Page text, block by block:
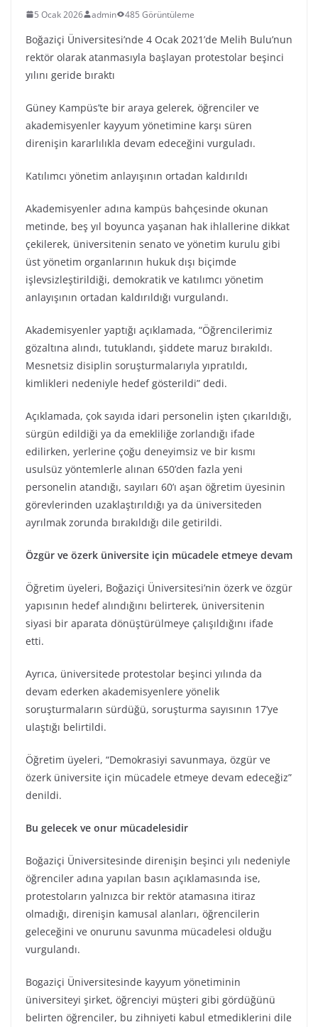
5 Ocak 2026 admin 485 Görüntüleme
Boğaziçi Üniversitesi’nde 4 Ocak 2021’de Melih Bulu’nun
rektör olarak atanmasıyla başlayan protestolar beşinci
yılını geride bıraktı
Güney Kampüs’te bir araya gelerek, öğrenciler ve
akademisyenler kayyum yönetimine karşı süren
direnişin kararlılıkla devam edeceğini vurguladı.
Katılımcı yönetim anlayışının ortadan kaldırıldı
Akademisyenler adına kampüs bahçesinde okunan
metinde, beş yıl boyunca yaşanan hak ihlallerine dikkat
çekilerek, üniversitenin senato ve yönetim kurulu gibi
üst yönetim organlarının hukuk dışı biçimde
işlevsizleştirildiği, demokratik ve katılımcı yönetim
anlayışının ortadan kaldırıldığı vurgulandı.
Akademisyenler yaptığı açıklamada, “Öğrencilerimiz
gözaltına alındı, tutuklandı, şiddete maruz bırakıldı.
Mesnetsiz disiplin soruşturmalarıyla yıpratıldı,
kimlikleri nedeniyle hedef gösterildi” dedi.
Açıklamada, çok sayıda idari personelin işten çıkarıldığı,
sürgün edildiği ya da emekliliğe zorlandığı ifade
edilirken, yerlerine çoğu deneyimsiz ve bir kısmı
usulsüz yöntemlerle alınan 650’den fazla yeni
personelin atandığı, sayıları 60’ı aşan öğretim üyesinin
görevlerinden uzaklaştırıldığı ya da üniversiteden
ayrılmak zorunda bırakıldığı dile getirildi.
Özgür ve özerk üniversite için mücadele etmeye devam
Öğretim üyeleri, Boğaziçi Üniversitesi’nin özerk ve özgür
yapısının hedef alındığını belirterek, üniversitenin
siyasi bir aparata dönüştürülmeye çalışıldığını ifade
etti.
Ayrıca, üniversitede protestolar beşinci yılında da
devam ederken akademisyenlere yönelik
soruşturmaların sürdüğü, soruşturma sayısının 17’ye
ulaştığı belirtildi.
Öğretim üyeleri, “Demokrasiyi savunmaya, özgür ve
özerk üniversite için mücadele etmeye devam edeceğiz”
denildi.
Bu gelecek ve onur mücadelesidir
Boğaziçi Üniversitesinde direnişin beşinci yılı nedeniyle
öğrenciler adına yapılan basın açıklamasında ise,
protestoların yalnızca bir rektör atamasına itiraz
olmadığı, direnişin kamusal alanları, öğrencilerin
geleceğini ve onurunu savunma mücadelesi olduğu
vurgulandı.
Bogaziçi Üniversitesinde kayyum yönetiminin
üniversiteyi şirket, öğrenciyi müşteri gibi gördüğünü
belirten öğrenciler, bu zihniyeti kabul etmediklerini dile